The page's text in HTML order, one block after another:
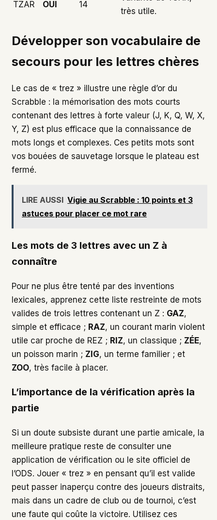
TZAR OUI 14
très utile.
Développer son vocabulaire de
secours pour les lettres chères
Le cas de « trez » illustre une règle d’or du
Scrabble : la mémorisation des mots courts
contenant des lettres à forte valeur (J, K, Q, W, X,
Y, Z) est plus efficace que la connaissance de
mots longs et complexes. Ces petits mots sont
vos bouées de sauvetage lorsque le plateau est
fermé.
LIRE AUSSI Vigie au Scrabble : 10 points et 3
astuces pour placer ce mot rare
Les mots de 3 lettres avec un Z à
connaître
Pour ne plus être tenté par des inventions
lexicales, apprenez cette liste restreinte de mots
valides de trois lettres contenant un Z : GAZ,
simple et efficace ; RAZ, un courant marin violent
utile car proche de REZ ; RIZ, un classique ; ZÉE,
un poisson marin ; ZIG, un terme familier ; et
ZOO, très facile à placer.
L’importance de la vérification après la
partie
Si un doute subsiste durant une partie amicale, la
meilleure pratique reste de consulter une
application de vérification ou le site officiel de
l’ODS. Jouer « trez » en pensant qu’il est valide
peut passer inaperçu contre des joueurs distraits,
mais dans un cadre de club ou de tournoi, c’est
une faute qui coûte la victoire. Utilisez ces